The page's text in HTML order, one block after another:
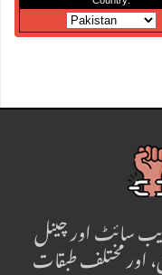
سائٹ اور چینل